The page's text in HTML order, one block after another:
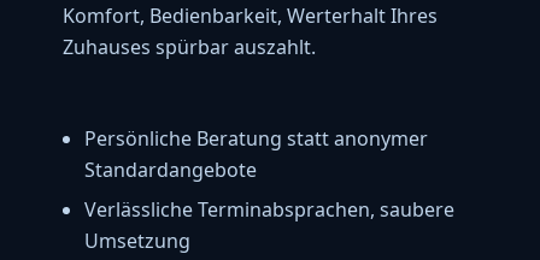
Durchführung eines Velux Dachrolladen-
Einbaus. Absolut zu empfehlen.
Bärbel Wilhelm ★★★★★
Super freundlich, schnelle saubere Arbeit.
vor 3 Jahren
Komfort, Bedienbarkeit, Werterhalt Ihres
Zuhauses spürbar auszahlt.
Persönliche Beratung statt anonymer
Standardangebote
Verlässliche Terminabsprachen, saubere
Umsetzung